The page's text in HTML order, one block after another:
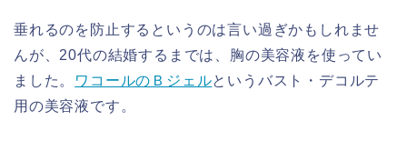
垂れるのを防止するというのは言い過ぎかもしれませ
んが、20代の結婚するまでは、胸の美容液を使ってい
ました。
ワコールのＢジェルというバスト・デコルテ
用の美容液です。